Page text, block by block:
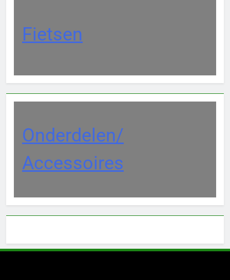
Fietsen
Onderdelen/
Accessoires